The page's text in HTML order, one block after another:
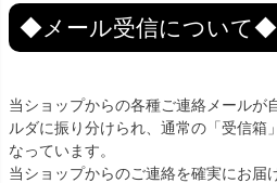
◆メール受信について◆
当ショップからの各種ご連絡メールが
ルダに振り分けられ、通常の「受信箱
なっています。
当ショップからのご連絡を確実にお届